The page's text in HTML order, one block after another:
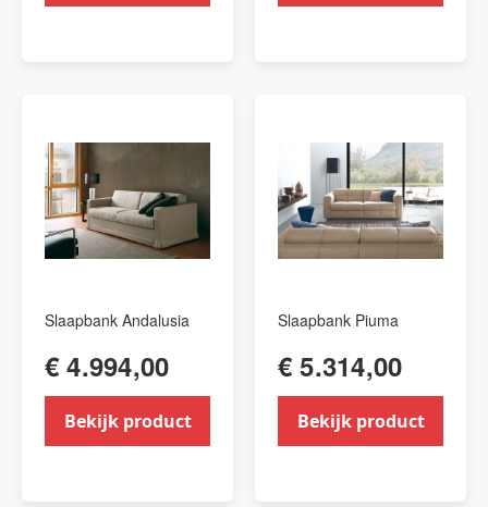
Slaapbank Andalusia
€ 4.994,00
Bekijk product
Slaapbank Piuma
€ 5.314,00
Bekijk product